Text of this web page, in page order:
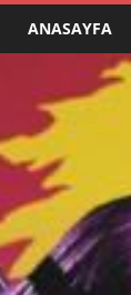
a
K
o
ANASAYFA